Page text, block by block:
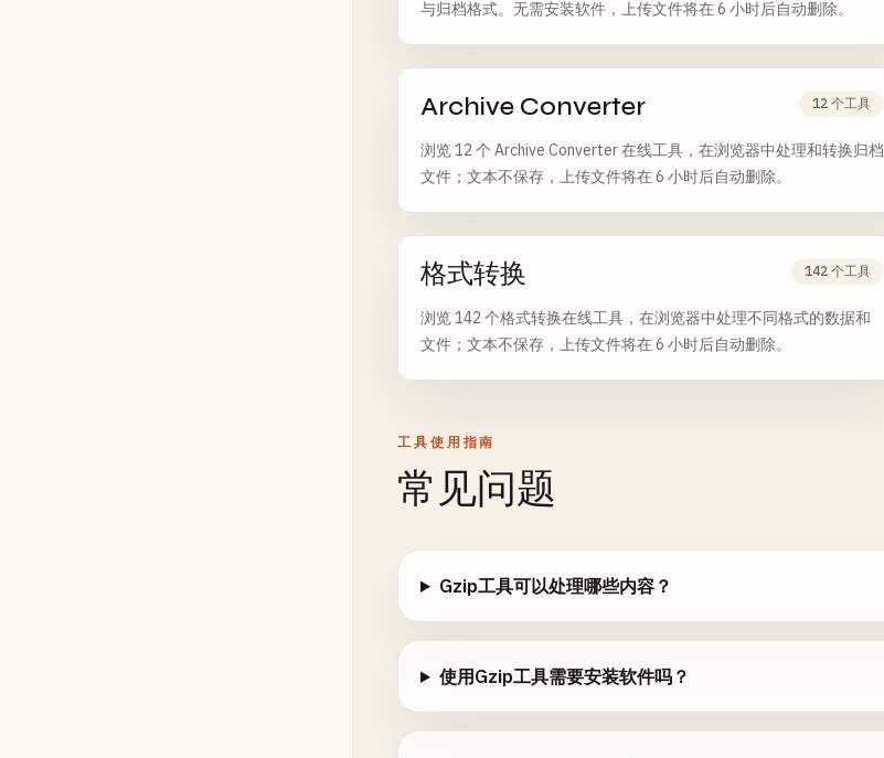
与归档格式。无需安装软件，上传文件将在 6 小时后自动删除。
Archive Converter 12 个工具
浏览 12 个 Archive Converter 在线工具，在浏览器中处理和转换归档
文件；文本不保存，上传文件将在 6 小时后自动删除。
格式转换 142 个工具
浏览 142 个格式转换在线工具，在浏览器中处理不同格式的数据和
文件；文本不保存，上传文件将在 6 小时后自动删除。
工具使用指南
常见问题
Gzip工具可以处理哪些内容？
使用Gzip工具需要安装软件吗？